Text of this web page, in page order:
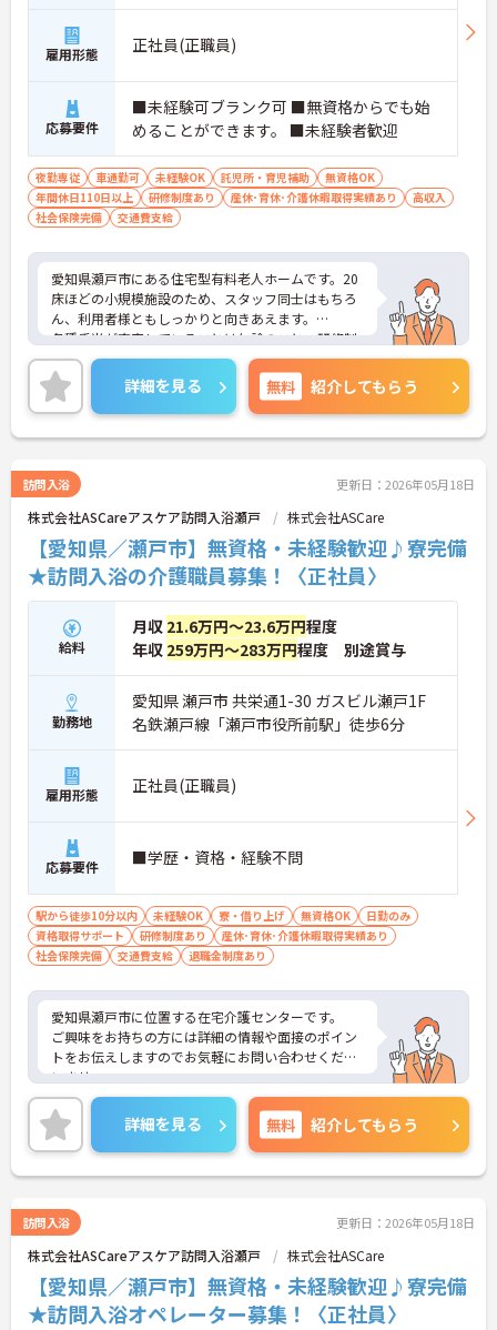
雇用形態 正社員(正職員)
応募要件
■未経験可ブランク可 ■無資格からでも始
めることができます。 ■未経験者歓迎
夜勤専従 車通勤可 未経験OK 託児所・育児補助
無資格OK
年間休日110日以上
研修制度あり 産休･育休･介護休暇取得実績あり
高収入
社会保険完備
交通費支給
愛知県瀬戸市にある住宅型有料老人ホームです。20
床ほどの小規模施設のため、スタッフ同士はもちろ
ん、利用者様ともしっかりと向きあえます。
各種手当が充実していることは勿論のこと、研修制
度などもしっかりございますので、スキルアップも
可能です。
そのため、無資格の方も安心してご就業頂けます。
施設周辺には緑が多く、穏やかで静かな環境です。
近隣には大学病院もあり、利便性が優れているのも
ご興味をお持ちの方には詳細の情報や面接のポイン
トをお伝えしますので、お気軽にお問い合わせくだ
さいませ。
詳細を見る 無料 紹介してもらう
訪問入浴 更新日：2026年05月18日
株式会社ASCareアスケア訪問入浴瀬戸 株式会社ASCare
【愛知県／瀬戸市】無資格・未経験歓迎♪寮完備
★訪問入浴の介護職員募集！〈正社員〉
給料
月収 21.6万円～23.6万円程度
年収 259万円～283万円程度 別途賞与
勤務地
愛知県 瀬戸市 共栄通1-30 ガスビル瀬戸1F
名鉄瀬戸線「瀬戸市役所前駅」徒歩6分
雇用形態 正社員(正職員)
応募要件 ■学歴・資格・経験不問
駅から徒歩10分以内 未経験OK 寮・借り上げ 無資格OK
日勤のみ
資格取得サポート
研修制度あり
産休･育休･介護休暇取得実績あり
社会保険完備
交通費支給 退職金制度あり
愛知県瀬戸市に位置する在宅介護センターです。
ご興味をお持ちの方には詳細の情報や面接のポイン
トをお伝えしますのでお気軽にお問い合わせくださ
いませ。
詳細を見る 無料 紹介してもらう
訪問入浴 更新日：2026年05月18日
株式会社ASCareアスケア訪問入浴瀬戸 株式会社ASCare
【愛知県／瀬戸市】無資格・未経験歓迎♪寮完備
★訪問入浴オペレーター募集！〈正社員〉